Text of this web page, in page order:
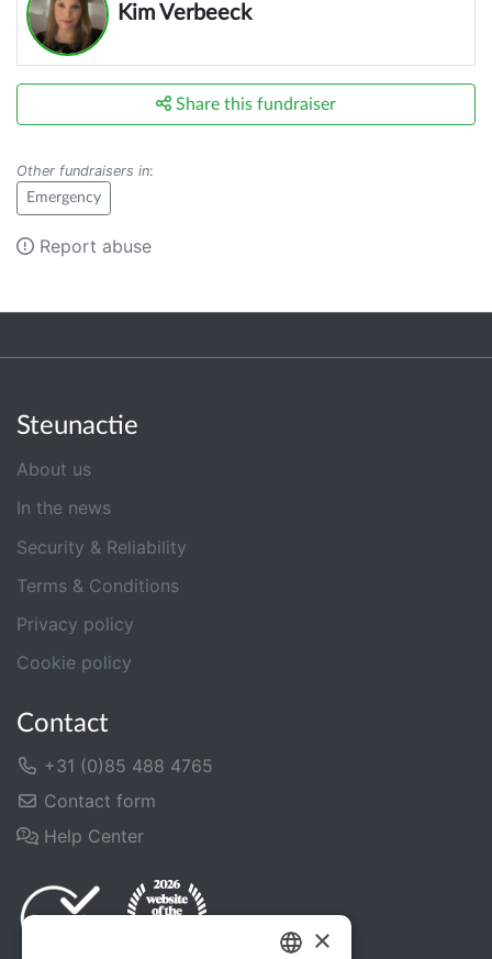
Kim Verbeeck
Share this fundraiser
Other fundraisers in:
Emergency
Report abuse
Steunactie
About us
In the news
Security & Reliability
Terms & Conditions
Privacy policy
Cookie policy
Contact
+31 (0)85 488 4765
Contact form
Help Center
×